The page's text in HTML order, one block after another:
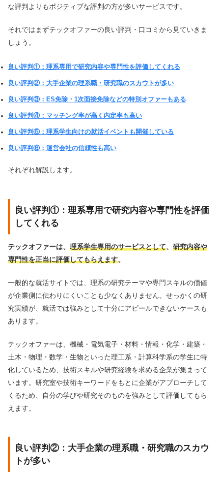
な評判よりもポジティブな評判の方が多いサービスです。
それではまずテックオファーの良い評判・口コミから見ていきま
しょう。
良い評判①：理系専用で研究内容や専門性を評価してくれる
良い評判②：大手企業の理系職・研究職のスカウトが多い
良い評判③：ES免除・1次面接免除などの特別オファーもある
良い評判④：マッチング率が高く内定率も高い
良い評判⑤：理系学生向けの就活イベントも開催している
良い評判⑥：運営会社の信頼性も高い
それぞれ解説します。
良い評判①：理系専用で研究内容や専門性を評価
してくれる
テックオファーは、 理系学生専用のサービスとして、 研究内容や
専門性を正当に評価してもらえます。
一般的な就活サイトでは、理系の研究テーマや専門スキルの価値
が企業側に伝わりにくいことも少なくありません。せっかくの研
究実績が、就活では強みとして十分にアピールできないケースも
あります。
テックオファーは、機械・電気電子・材料・情報・化学・建築・
土木・物理・数学・生物といった理工系・計算科学系の学生に特
化しているため、技術スキルや研究経験を求める企業が集まって
います。研究室や技術キーワードをもとに企業がアプローチして
くるため、自分の学びや研究そのものを強みとして評価してもら
えます。
良い評判②：大手企業の理系職・研究職のスカウ
トが多い